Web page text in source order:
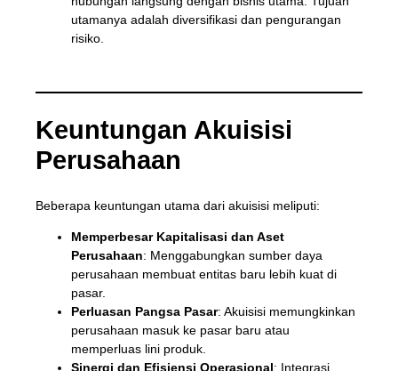
utamanya adalah diversifikasi dan pengurangan
risiko.
Keuntungan Akuisisi
Perusahaan
Beberapa keuntungan utama dari akuisisi meliputi:
Memperbesar Kapitalisasi dan Aset
Perusahaan: Menggabungkan sumber daya
perusahaan membuat entitas baru lebih kuat di
pasar.
Perluasan Pangsa Pasar: Akuisisi memungkinkan
perusahaan masuk ke pasar baru atau
memperluas lini produk.
Sinergi dan Efisiensi Operasional: Integrasi